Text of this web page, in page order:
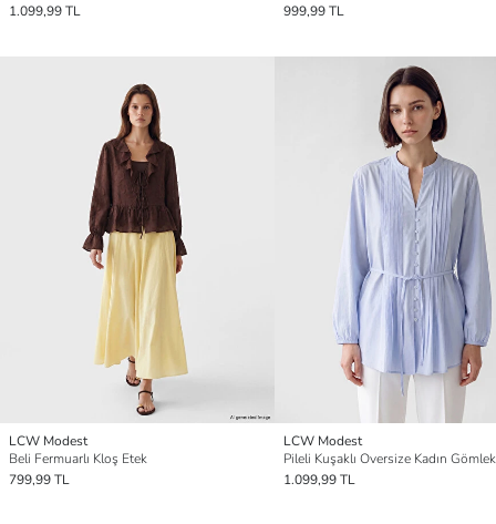
1.099,99 TL
999,99 TL
LCW Modest
Beli Fermuarlı Kloş Etek
799,99 TL
LCW Modest
Pileli Kuşaklı Oversize Kadın
1.099,99 TL